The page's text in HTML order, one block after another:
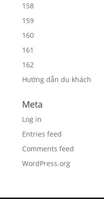
158
159
160
161
162
Hướng dẫn du khách
Meta
Log in
Entries feed
Comments feed
WordPress.org